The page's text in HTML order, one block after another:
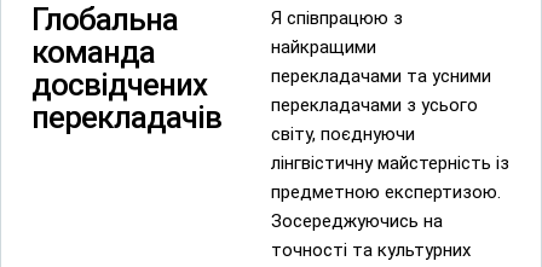
Глобальна
команда
досвідчених
перекладачів
Я співпрацюю з
найкращими
перекладачами та усними
перекладачами з усього
світу, поєднуючи
лінгвістичну майстерність із
предметною експертизою.
Зосереджуючись на
точності та культурних